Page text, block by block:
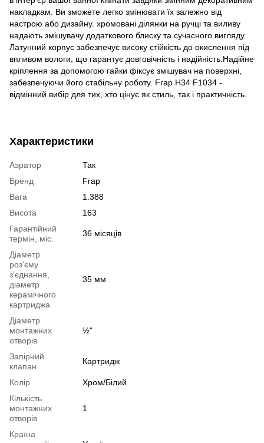
накладкам. Ви зможете легко змінювати їх залежно від
настрою або дизайну. хромовані ділянки на ручці та виливу
надають змішувачу додаткового блиску та сучасного вигляду.
Латунний корпус забезпечує високу стійкість до окислення під
впливом вологи, що гарантує довговічність і надійність.Надійне
кріплення за допомогою гайки фіксує змішувач на поверхні,
забезпечуючи його стабільну роботу. Frap H34 F1034 -
відмінний вибір для тих, хто цінує як стиль, так і практичність.
Характеристики
Аэратор
Так
Бренд
Frap
Вага
1.388
Висота
163
Гарантійний
термін, міс.
36 місяців
Діаметр
роз'єму
з'єднання,
діаметр
керамічного
картриджа
35 мм
Діаметр
монтажних
отворів
½"
Запірний
клапан
Картридж
Колір
Хром/Білий
Кількість
монтажних
отворів
1
Країна